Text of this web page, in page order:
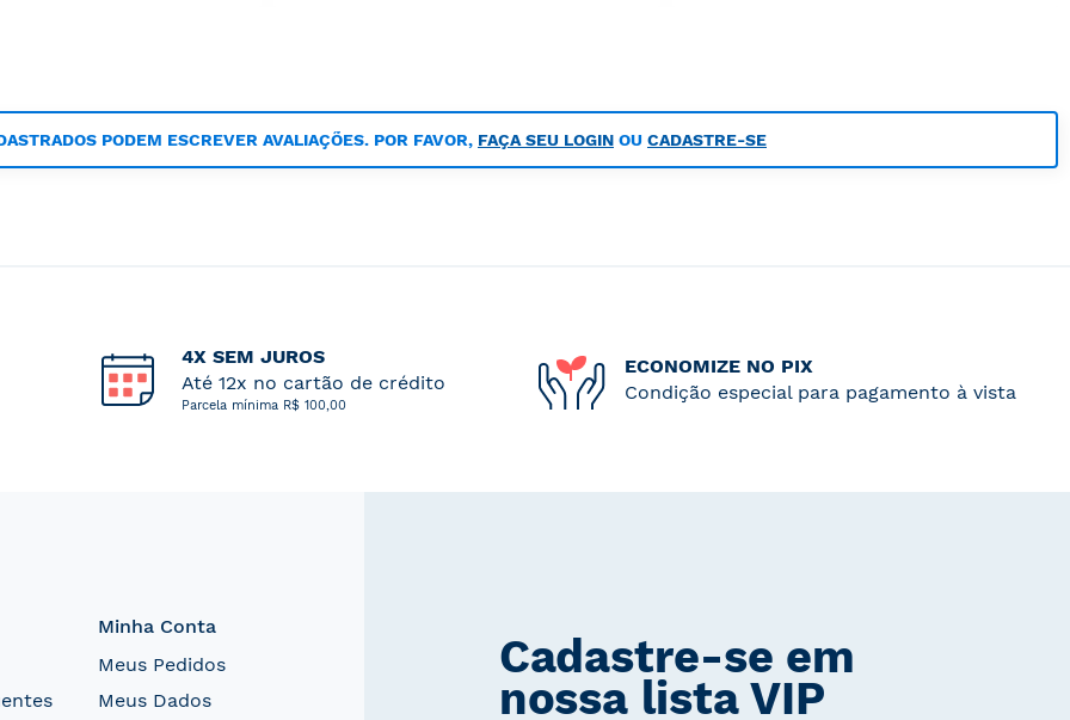
PODEM ESCREVER AVALIAÇÕES. POR FAVOR, FAÇA SEU LOGIN OU CADASTRE-SE
4X SEM JUROS
Até 12x no cartão de crédito
Parcela mínima R$ 100,00
ECONOMIZE NO PIX
Condição especial para pagamento à vista
Minha Conta
Meus Pedidos
Meus Dados
Cadastre-se em
nossa lista VIP